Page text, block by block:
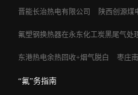
晋能长治热电有限公司 陕西创源煤
氟塑钢换热器在永东化工炭黑尾气处
东港热电余热回收+烟气脱白 枣庄
“氟”务指南